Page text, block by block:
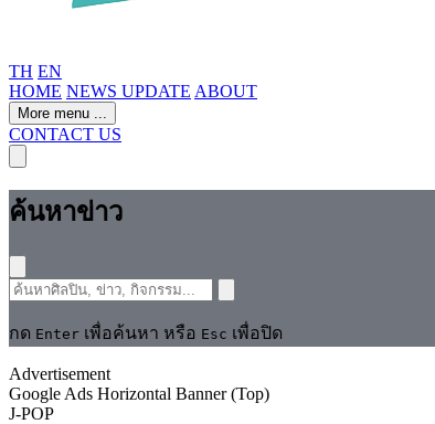
TH EN
HOME NEWS UPDATE ABOUT
More menu ...
CONTACT US
ค้นหาข่าว
กด Enter เพื่อค้นหา หรือ Esc เพื่อปิด
Advertisement
Google Ads Horizontal Banner (Top)
J-POP